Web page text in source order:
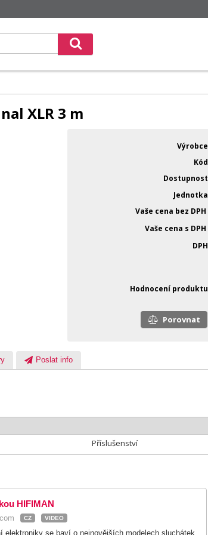
XLR 3 m
Výrobce
Kód
Dostupnost
Jednotka
Vaše cena bez DPH
Vaše cena s DPH
DPH
Hodnocení produktu
Porovnat
Poslat info
Příslušenství
HIFIMAN
CZ VIDEO
elektroniky se baví o nejnovějších modelech sluchátek